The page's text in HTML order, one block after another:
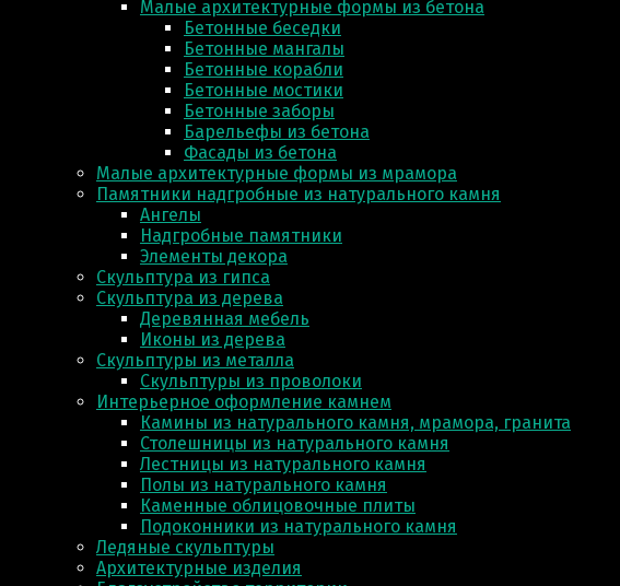
Малые архитектурные формы из бетона
Бетонные беседки
Бетонные мангалы
Бетонные корабли
Бетонные мостики
Бетонные заборы
Барельефы из бетона
Фасады из бетона
Малые архитектурные формы из мрамора
Памятники надгробные из натурального камня
Ангелы
Надгробные памятники
Элементы декора
Скульптура из гипса
Скульптура из деревa
Деревянная мебель
Иконы из дерева
Скульптуры из металла
Скульптуры из проволоки
Интерьерное оформление камнем
Камины из натурального камня, мрамора, гранита
Столешницы из натурального камня
Лестницы из натурального камня
Полы из натурального камня
Каменные облицовочные плиты
Подоконники из натурального камня
Ледяные скульптуры
Архитектурные изделия